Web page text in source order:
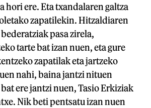
hori ere. Eta txandalaren galtza
zapatilekin. Hitzaldiaren
pasa zirela,
tarte bat izan nuen, eta gure
zapatilak eta jartzeko
nahi, baina jantzi nituen
ere jantzi nuen, Tasio Erkiziak
Nik beti pentsatu izan nuen